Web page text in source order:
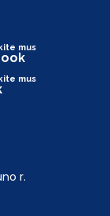
mus
mus
r.